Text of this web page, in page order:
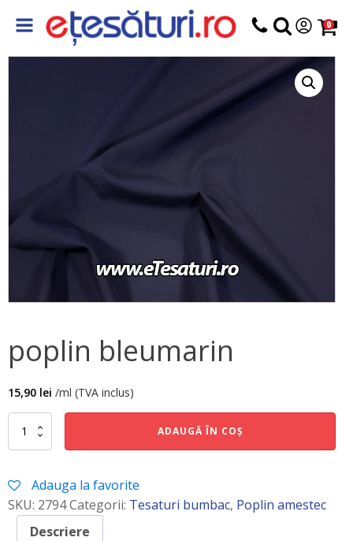
0
poplin bleumarin
15,90 lei /ml (TVA inclus)
Cantitate
ADAUGĂ ÎN COȘ
Adauga la favorite
SKU: 2794Categorii: Tesaturi bumbac, Poplin amestec
Descriere